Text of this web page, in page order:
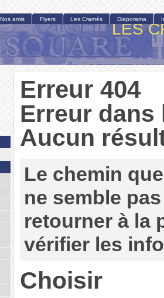
LES
Erreur 404
Erreur dans
Aucun
Le chemin
ne semble
retourner à la
vérifier les
Choisir
Nos amis Flyers Les Cramés Diaporama